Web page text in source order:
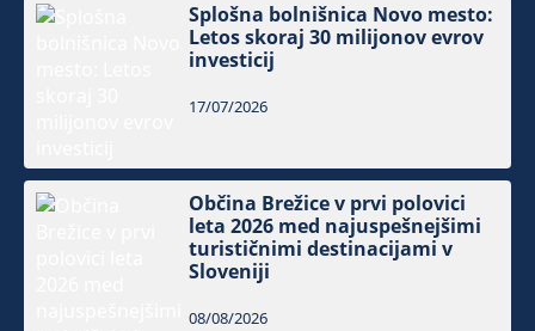
Splošna bolnišnica Novo mesto:
Letos skoraj 30 milijonov evrov
investicij
17/07/2026
Občina Brežice v prvi polovici
leta 2026 med najuspešnejšimi
turističnimi destinacijami v
Sloveniji
08/08/2026